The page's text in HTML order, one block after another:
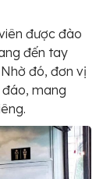
được đào
đến tay
đó, đơn vị
mang